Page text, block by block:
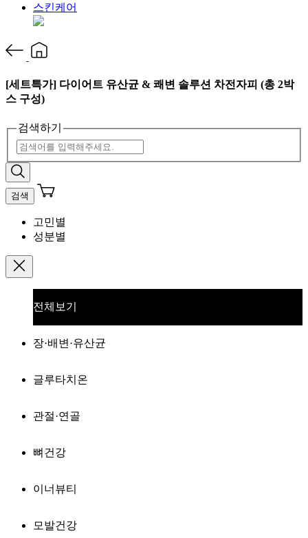
스킨케어
[세트특가] 다이어트 유산균 & 쾌변 솔루션 차전자피 (총 2박
스 구성)
검색하기
검색
고민별
성분별
전체보기
장·배변·유산균
글루타치온
관절·연골
뼈건강
이너뷰티
모발건강